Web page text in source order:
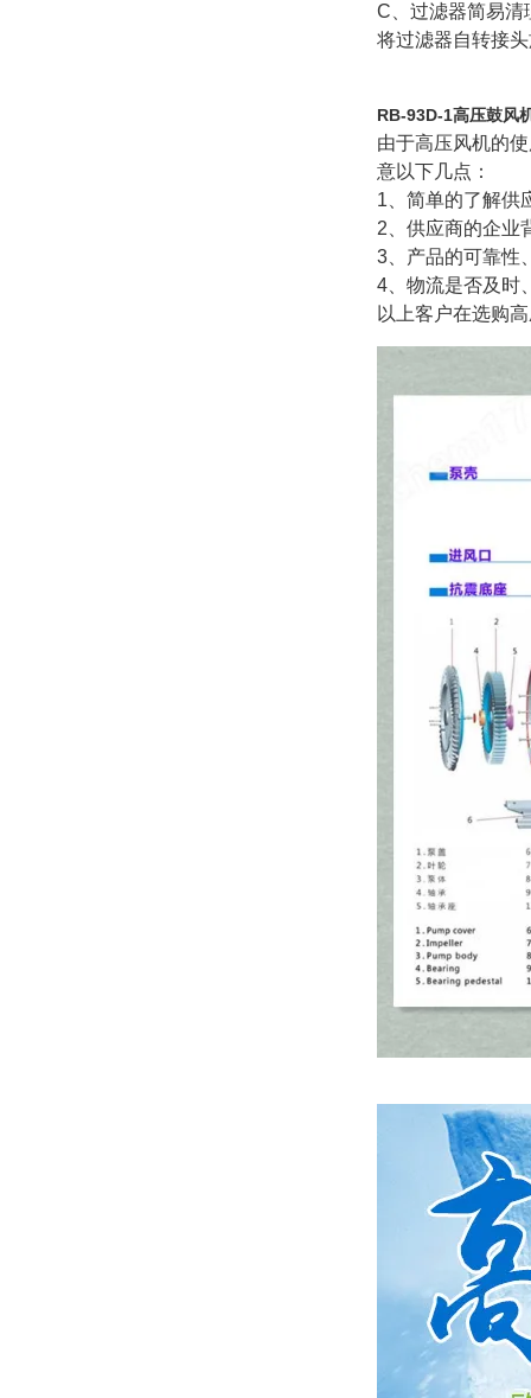
C 、过滤器简易
将过滤器自转接
RB-93D-1高压鼓风
由于高压风机的
意以下几点：
1 、简单的了解
2 、供应商的企
3 、产品的可靠
4 、物流是否及时
以上客户在选购